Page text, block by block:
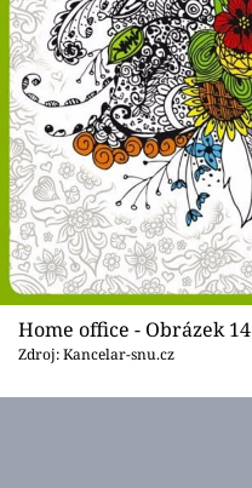
Home office - Obrázek 14
Zdroj: Kancelar-snu.cz